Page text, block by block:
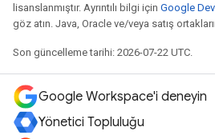
lisanslanmıştır. Ayrıntılı bilgi için Google
göz atın. Java, Oracle ve/veya satış
Son güncelleme tarihi: 2026-07-22 UTC.
Google Workspace'i deneyin
Yönetici Topluluğu